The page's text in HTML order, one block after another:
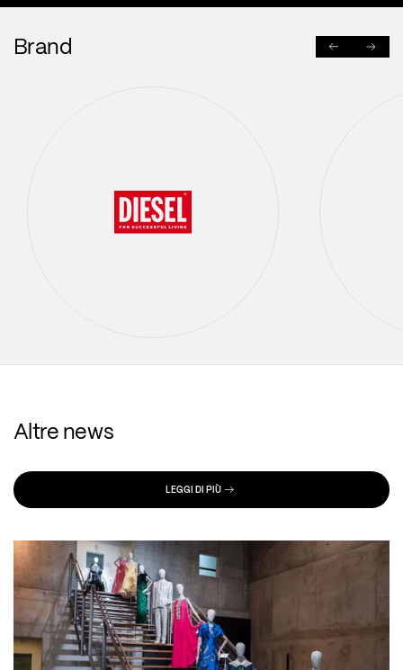
Brand PREVIOUSNEXT
Altre news
LEGGI DI PIÙ